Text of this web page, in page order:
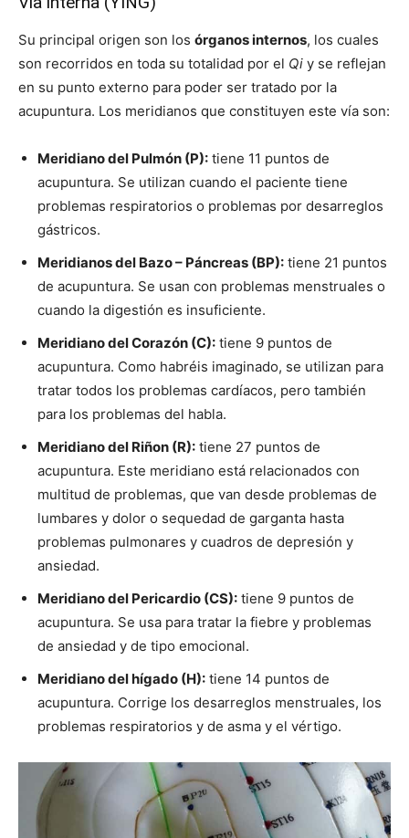
Su principal origen son los órganos internos, los cuales
son recorridos en toda su totalidad por el Qi y se reflejan
en su punto externo para poder ser tratado por la
acupuntura. Los meridianos que constituyen este vía son:
Meridiano del Pulmón (P): tiene 11 puntos de
acupuntura. Se utilizan cuando el paciente tiene
problemas respiratorios o problemas por desarreglos
gástricos.
Meridianos del Bazo – Páncreas (BP): tiene 21 puntos
de acupuntura. Se usan con problemas menstruales o
cuando la digestión es insuficiente.
Meridiano del Corazón (C): tiene 9 puntos de
acupuntura. Como habréis imaginado, se utilizan para
tratar todos los problemas cardíacos, pero también
para los problemas del habla.
Meridiano del Riñon (R): tiene 27 puntos de
acupuntura. Este meridiano está relacionados con
multitud de problemas, que van desde problemas de
lumbares y dolor o sequedad de garganta hasta
problemas pulmonares y cuadros de depresión y
ansiedad.
Meridiano del Pericardio (CS): tiene 9 puntos de
acupuntura. Se usa para tratar la fiebre y problemas
de ansiedad y de tipo emocional.
Meridiano del hígado (H): tiene 14 puntos de
acupuntura. Corrige los desarreglos menstruales, los
problemas respiratorios y de asma y el vértigo.